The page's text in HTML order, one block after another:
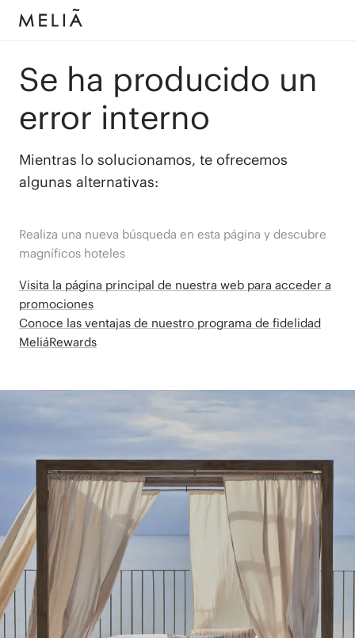
Se ha producido un
error interno
Mientras lo solucionamos, te ofrecemos
algunas alternativas:
Realiza una nueva búsqueda en esta página y descubre
magníficos hoteles
Visita la página principal de nuestra web para acceder a
promociones
Conoce las ventajas de nuestro programa de fidelidad
MeliáRewards